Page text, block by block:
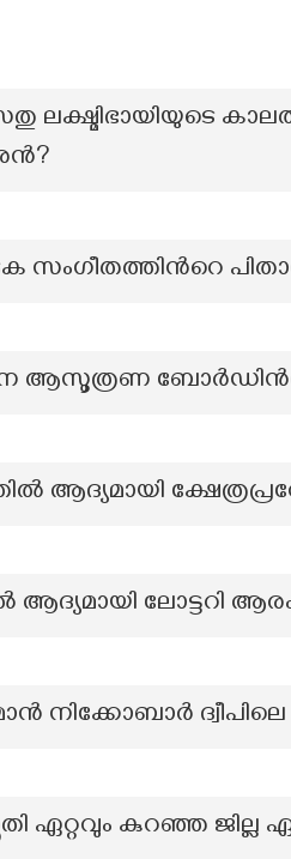
ലക്ഷ്മിഭായിയുടെ
സംഗീതത്തിന്‍റെ
ആസൂത്രണ
ആദ്യമായി
ആദ്യമായി ലോട്ടറി
നിക്കോബാർ
ഏറ്റവും കുറഞ്ഞ